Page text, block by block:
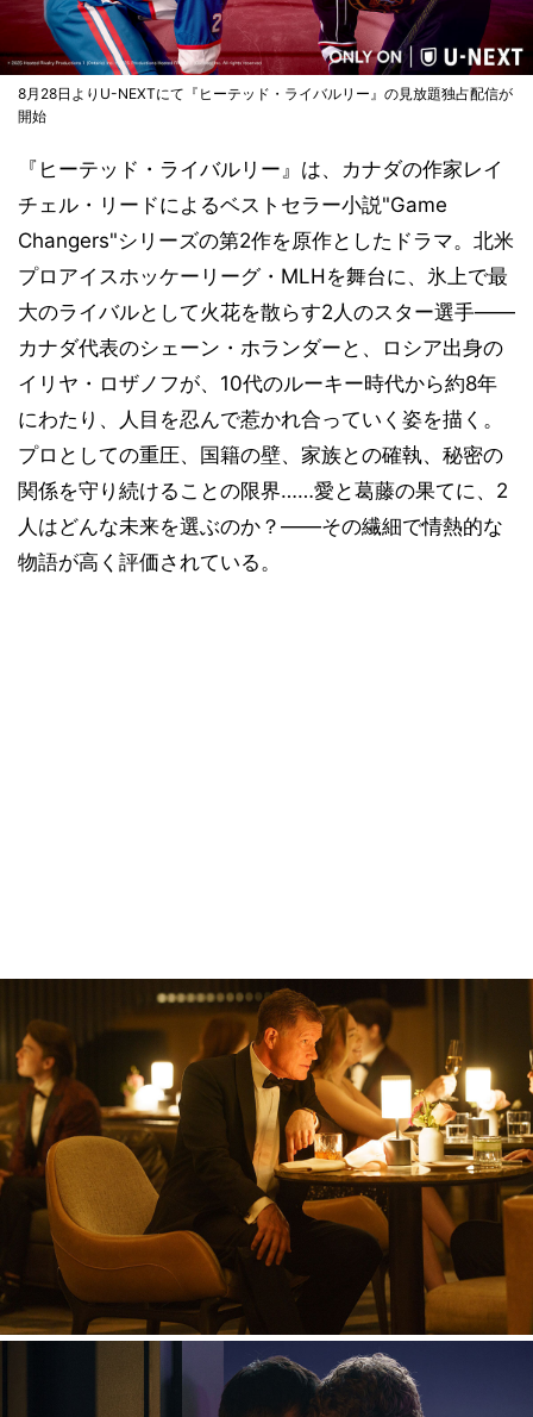
8月28日よりU-NEXTにて『ヒーテッド・ライバルリー』の見放題独占配信が
開始
『ヒーテッド・ライバルリー』は、カナダの作家レイ
チェル・リードによるベストセラー小説"Game
Changers"シリーズの第2作を原作としたドラマ。北米
プロアイスホッケーリーグ・MLHを舞台に、氷上で最
大のライバルとして火花を散らす2人のスター選手——
カナダ代表のシェーン・ホランダーと、ロシア出身の
イリヤ・ロザノフが、10代のルーキー時代から約8年
にわたり、人目を忍んで惹かれ合っていく姿を描く。
プロとしての重圧、国籍の壁、家族との確執、秘密の
関係を守り続けることの限界……愛と葛藤の果てに、2
人はどんな未来を選ぶのか？——その繊細で情熱的な
物語が高く評価されている。